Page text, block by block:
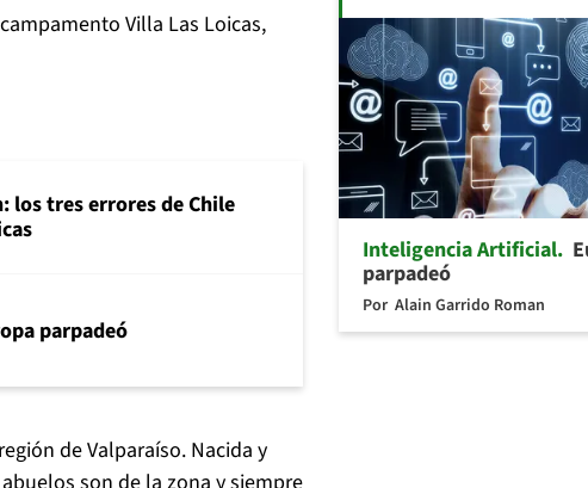
Villa Las Loicas,
los tres errores de Chile
parpadeó
de Valparaíso. Nacida y
Inteligencia Artificial
parpadeó
Por Alain Garrido Roman